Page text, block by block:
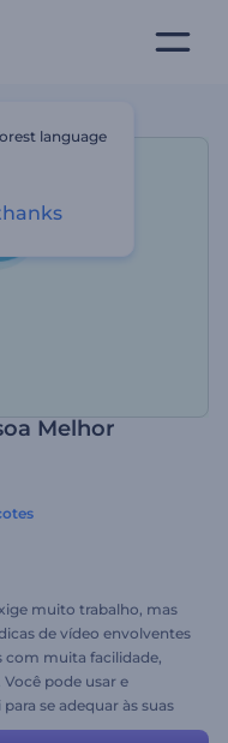
Melhor
muito trabalho, mas
de vídeo envolventes
muita facilidade,
pode usar e
se adequar às suas
pensando em novas
language